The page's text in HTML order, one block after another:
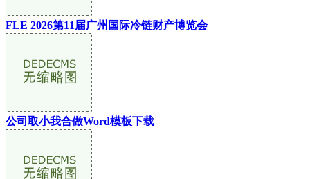
FLE 2026第11届广州国际冷链财产博览会
公司取小我合做Word模板下载